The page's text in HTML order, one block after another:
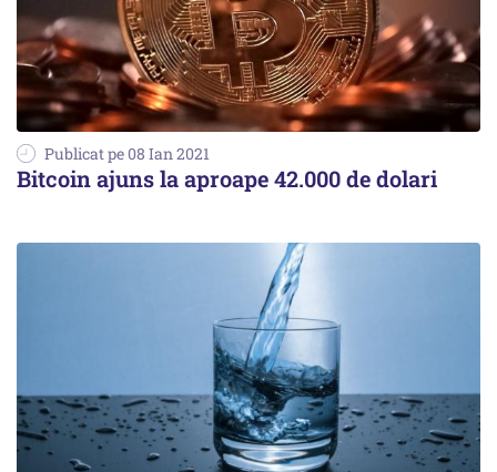
Publicat pe 08 Ian 2021
Bitcoin ajuns la aproape 42.000 de dolari